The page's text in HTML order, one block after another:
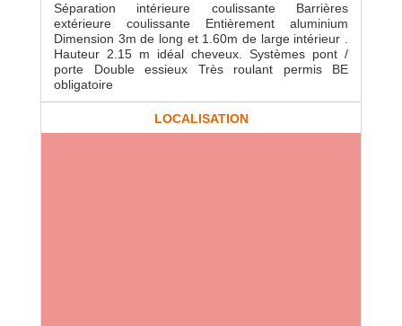
Séparation intérieure coulissante Barrières
extérieure coulissante Entièrement aluminium
Dimension 3m de long et 1.60m de large intérieur .
Hauteur 2.15 m idéal cheveux. Systèmes pont /
porte Double essieux Très roulant permis BE
obligatoire
LOCALISATION